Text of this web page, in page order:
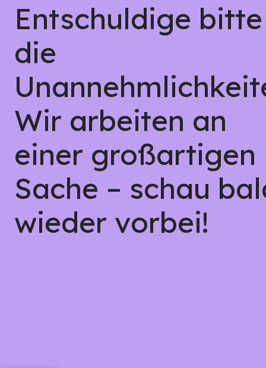
Entschuldige bitte
die
Wir arbeiten an
einer großartigen
Sache – schau
wieder vorbei!